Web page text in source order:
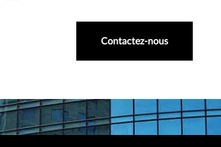
Contactez-nous